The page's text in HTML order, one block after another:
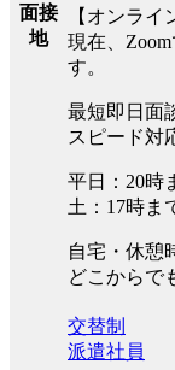
面接
地
【オンライ
現在、
す。
最短即日面
スピード対
平日：20時
土：17時ま
自宅・休憩
どこからで
交替制
派遣社員